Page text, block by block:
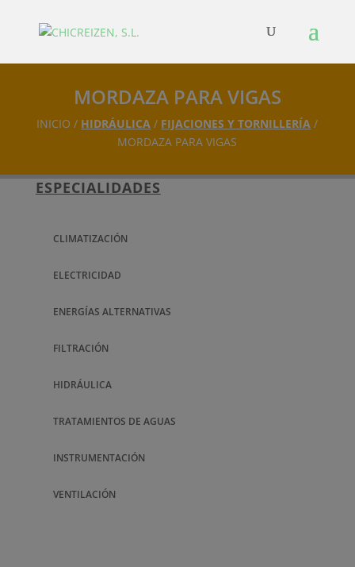
MORDAZA PARA VIGAS
INICIO / HIDRÁULICA / FIJACIONES Y TORNILLERÍA /
MORDAZA PARA VIGAS
ESPECIALIDADES
CLIMATIZACIÓN
ELECTRICIDAD
ENERGÍAS ALTERNATIVAS
FILTRACIÓN
HIDRÁULICA
TRATAMIENTOS DE AGUAS
INSTRUMENTACIÓN
VENTILACIÓN